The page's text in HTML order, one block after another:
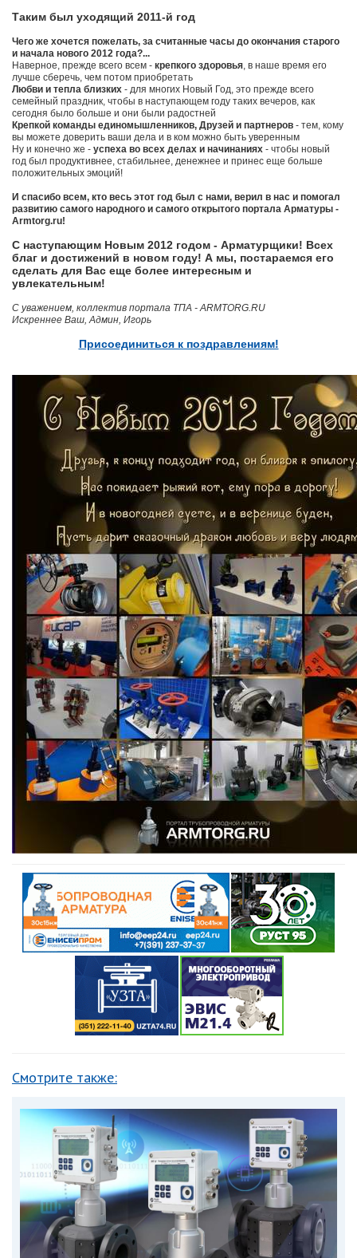
Таким был уходящий 2011-й год
Чего же хочется пожелать, за считанные часы до окончания старого
и начала нового 2012 года?...
Наверное, прежде всего всем - крепкого здоровья, в наше время его
лучше сберечь, чем потом приобретать
Любви и тепла близких - для многих Новый Год, это прежде всего
семейный праздник, чтобы в наступающем году таких вечеров, как
сегодня было больше и они были радостней
Крепкой команды единомышленников, Друзей и партнеров - тем, кому
вы можете доверить ваши дела и в ком можно быть уверенным
Ну и конечно же - успеха во всех делах и начинаниях - чтобы новый
год был продуктивнее, стабильнее, денежнее и принес еще больше
положительных эмоций!
И спасибо всем, кто весь этот год был с нами, верил в нас и помогал
развитию самого народного и самого открытого портала Арматуры -
Armtorg.ru!
С наступающим Новым 2012 годом - Арматурщики! Всех
благ и достижений в новом году! А мы, постараемся его
сделать для Вас еще более интересным и
увлекательным!
С уважением, коллектив портала ТПА - ARMTORG.RU
Искреннее Ваш, Админ, Игорь
Присоединиться к поздравлениям!
Смотрите также: